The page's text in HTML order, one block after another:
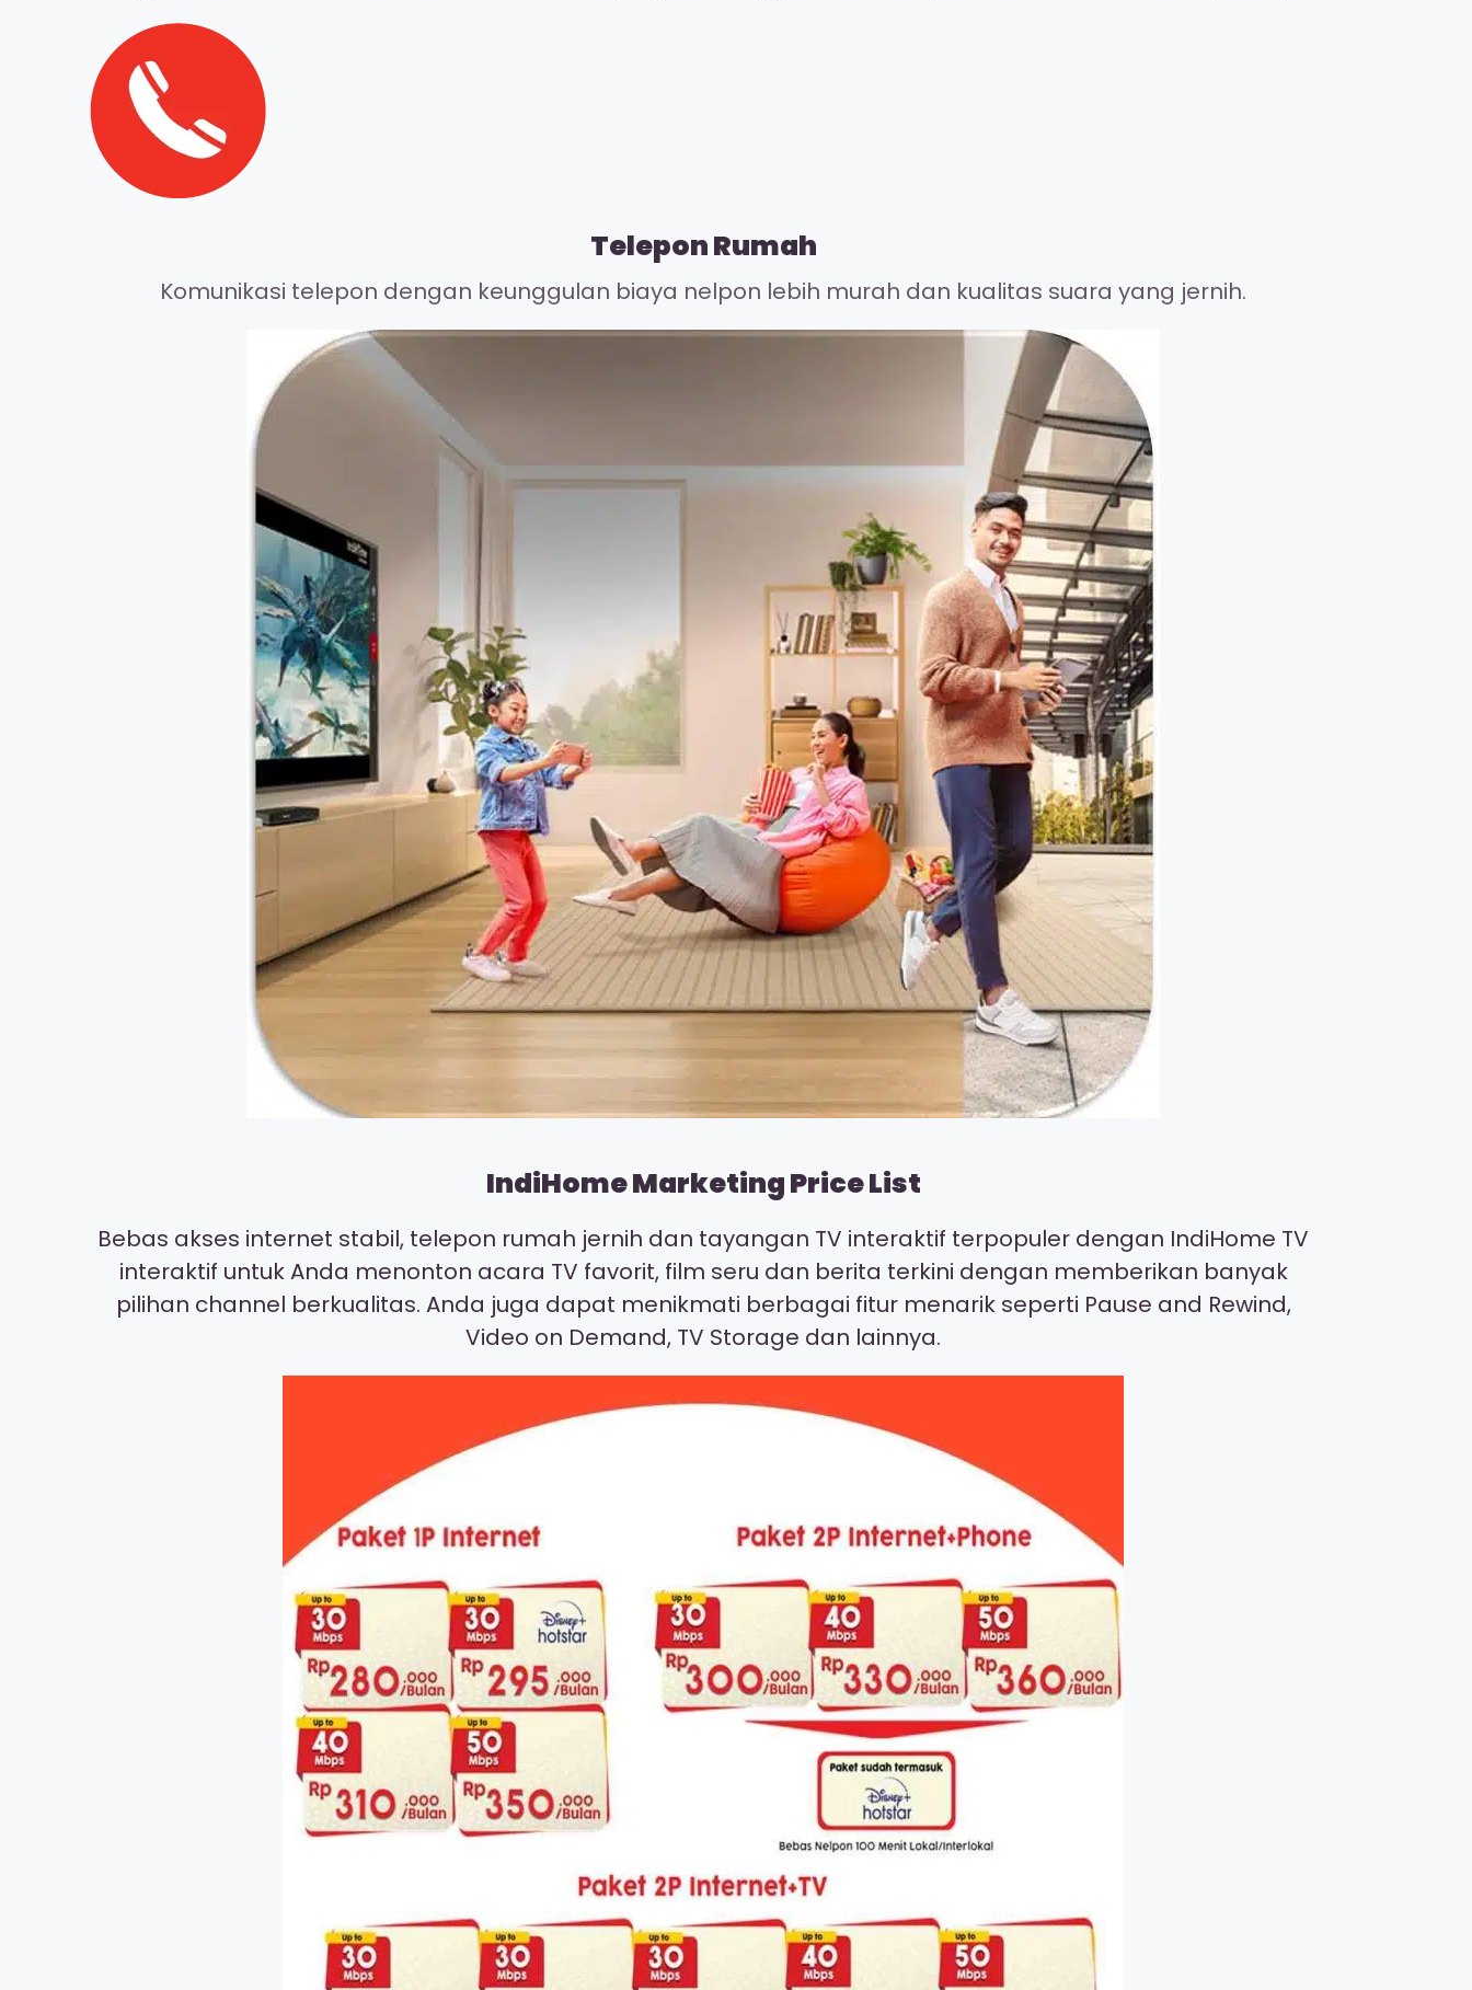
Telepon Rumah
Komunikasi telepon dengan keunggulan biaya nelpon lebih murah dan kualitas suara yang jernih.
IndiHome Marketing Price List
Bebas akses internet stabil, telepon rumah jernih dan tayangan TV interaktif terpopuler dengan IndiHome TV
interaktif untuk Anda menonton acara TV favorit, film seru dan berita terkini dengan memberikan banyak
pilihan channel berkualitas. Anda juga dapat menikmati berbagai fitur menarik seperti Pause and Rewind,
Video on Demand, TV Storage dan lainnya.